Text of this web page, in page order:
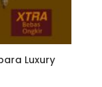
Luxury